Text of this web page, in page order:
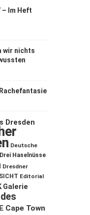
– Im Heft
wir nichts
Dresden
Deutsche
Drei Haselnüsse
Dresdner
Editorial
Galerie
Cape Town